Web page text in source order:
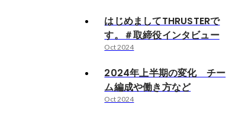
はじめましてTHRUSTERで
す。＃取締役インタビュー
Oct 2024
2024年上半期の変化 チー
ム編成や働き方など
Oct 2024